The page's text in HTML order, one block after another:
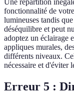
Une répartition
fonctionnalité de
lumineuses tandis
déséquilibre et peut
adoptez un éclairage
appliques murales,
différents niveaux.
nécessaire et d'éviter
Erreur 5 :